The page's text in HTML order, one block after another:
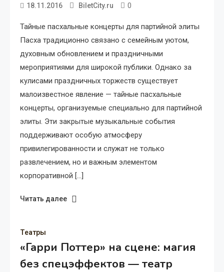
18.11.2016 BiletCity.ru 0
Тайные пасхальные концерты для партийной элиты
Пасха традиционно связано с семейным уютом,
духовным обновлением и праздничными
мероприятиями для широкой публики. Однако за
кулисами праздничных торжеств существует
малоизвестное явление — тайные пасхальные
концерты, организуемые специально для партийной
элиты. Эти закрытые музыкальные события
поддерживают особую атмосферу
привилегированности и служат не только
развлечением, но и важным элементом
корпоративной […]
Читать далее
Театры
«Гарри Поттер» на сцене: магия
без спецэффектов — театр